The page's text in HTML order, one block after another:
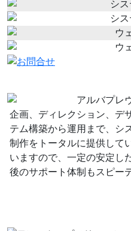
企画、ディレクション、デ
テム構築から運用まで、シ
制作をトータルに提供して
いますので、一定の安定し
後のサポート体制もスピー